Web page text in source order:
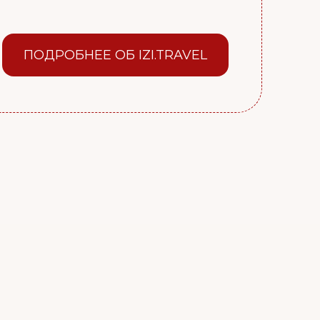
ПОДРОБНЕЕ ОБ IZI.TRAVEL